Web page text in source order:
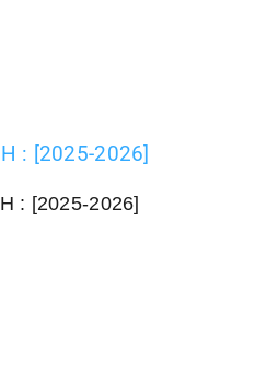
: [2025-2026]
: [2025-2026]